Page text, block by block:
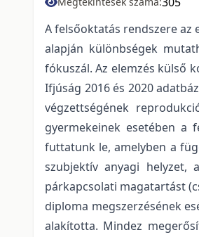
A felsőoktatás rendszere az
alapján különbségek
fókuszál. Az elemzés külső
Ifjúság 2016 és 2020
végzettségének
gyermekeinek esetében a
futtatunk le, amelyben a
szubjektív anyagi helyzet,
párkapcsolati magatartást
diploma megszerzésének
alakította. Mindez